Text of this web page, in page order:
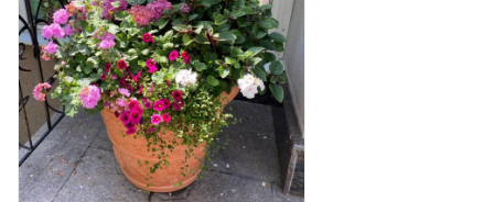
Тюльпаны: Элегантные и простые, тюльпаны
делают букет веселее и ярче, их также можно
заменить в неподходящие сезоны.